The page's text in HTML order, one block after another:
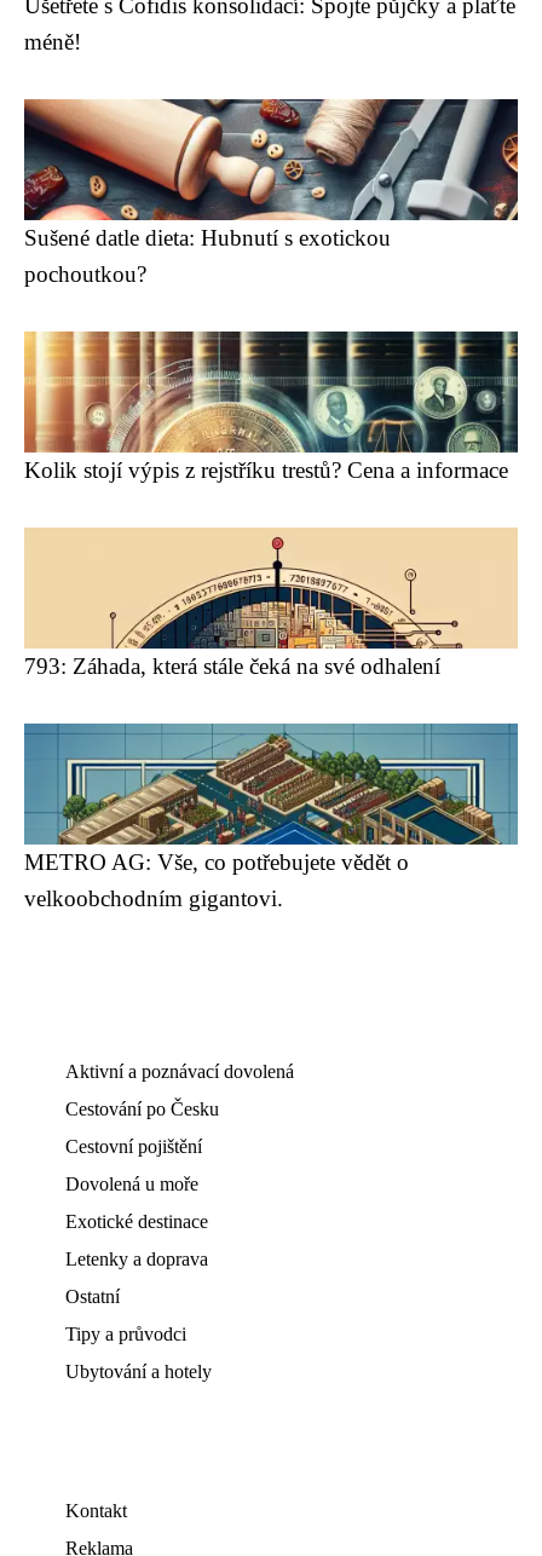
Ušetřete s Cofidis konsolidací: Spojte půjčky a plaťte
méně!
Sušené datle dieta: Hubnutí s exotickou
pochoutkou?
Kolik stojí výpis z rejstříku trestů? Cena a informace
793: Záhada, která stále čeká na své odhalení
METRO AG: Vše, co potřebujete vědět o
velkoobchodním gigantovi.
Aktivní a poznávací dovolená
Cestování po Česku
Cestovní pojištění
Dovolená u moře
Exotické destinace
Letenky a doprava
Ostatní
Tipy a průvodci
Ubytování a hotely
Kontakt
Reklama